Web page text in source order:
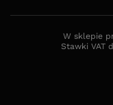
W sklepie
Stawki VAT